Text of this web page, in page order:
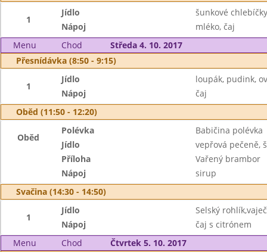
1
Jídlo
šunkové
Nápoj
mléko, čaj
Menu
Chod
Středa 4. 10. 2017
Přesnídávka (8:50 - 9:15)
1
Jídlo
loupák, pudink,
Nápoj
čaj
Oběd (11:50 - 12:20)
Oběd
Polévka
Babičina polévka
Jídlo
vepřová pečeně,
Příloha
Vařený brambor
Nápoj
sirup
Svačina (14:30 - 14:50)
1
Jídlo
Selský
Nápoj
čaj s citrónem
Menu
Chod
Čtvrtek 5. 10. 2017